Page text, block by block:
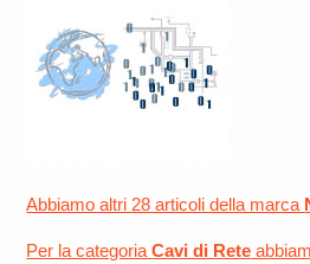
Abbiamo altri 28 articoli della marca
Per la categoriaCavi di Rete